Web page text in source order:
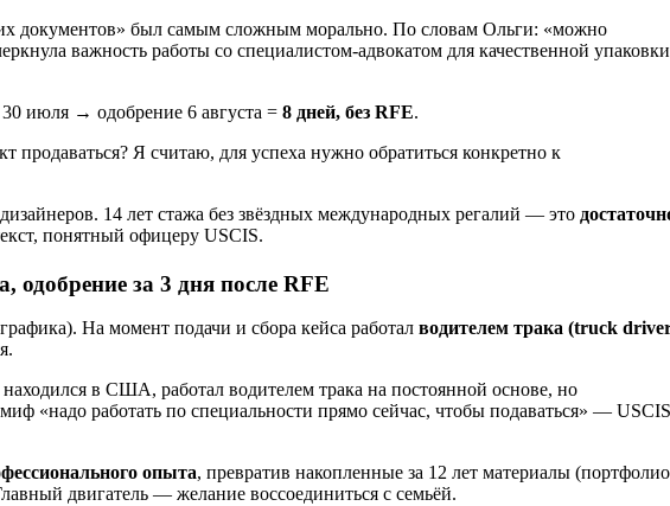
документов» был самым сложным морально. По словам Ольги: «можно
важность работы со специалистом-адвокатом для качественной упаковки
30 июля → одобрение 6 августа =8 дней, без RFE.
Я считаю, для успеха нужно обратиться конкретно к
14 лет стажа без звёздных международных регалий — это
понятный офицеру USCIS.
за 3 дня после RFE
На момент подачи и сбора кейса работалводителем трака (truck
в США, работал водителем трака на постоянной основе, но
«надо работать по специальности прямо сейчас, чтобы подаваться» —
опыта, превратив накопленные за 12 лет материалы
двигатель — желание воссоединиться с семьёй.